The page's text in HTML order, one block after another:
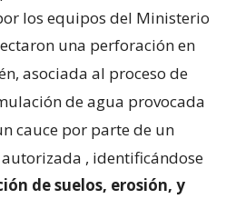
los equipos del Ministerio
una perforación en
asociada al proceso de
de agua provocada
cauce por parte de un
, identificándose
de suelos, erosión, y